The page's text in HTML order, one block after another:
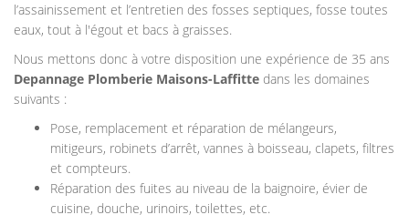
l’assainissement et l’entretien des fosses septiques, fosse toutes
eaux, tout à l'égout et bacs à graisses.
Nous mettons donc à votre disposition une expérience de 35 ans
Depannage Plomberie Maisons-Laffitte dans les domaines
suivants :
Pose, remplacement et réparation de mélangeurs,
mitigeurs, robinets d’arrêt, vannes à boisseau, clapets, filtres
et compteurs.
Réparation des fuites au niveau de la baignoire, évier de
cuisine, douche, urinoirs, toilettes, etc.